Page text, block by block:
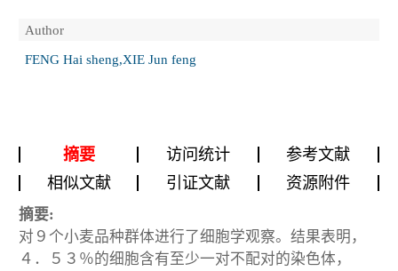
Author
FENG Hai sheng,XIE Jun feng
摘要 访问统计
参考文献
相似文献
引证文献 资源附件
摘要:
对９个小麦品种群体进行了细胞学观察。结果表明，
４．５３％的细胞含有至少一对不配对的染色体，